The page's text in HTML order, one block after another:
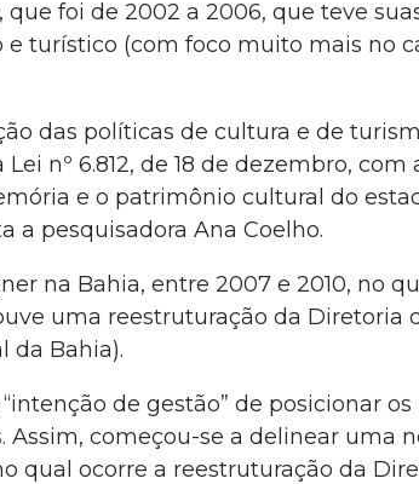
foi de 2002 a 2006, que teve
turístico (com foco muito mais no
das políticas de cultura e de
nº 6.812, de 18 de dezembro,
e o patrimônio cultural do
a pesquisadora Ana Coelho.
na Bahia, entre 2007 e 2010, no
uma reestruturação da Diretoria
da Bahia).
de gestão” de posicionar os
começou-se a delinear uma
qual ocorre a reestruturação da